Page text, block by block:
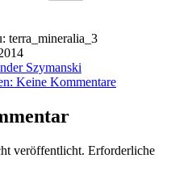
terra_mineralia_3
Szymanski
Keine Kommentare
veröffentlicht. Erforderliche